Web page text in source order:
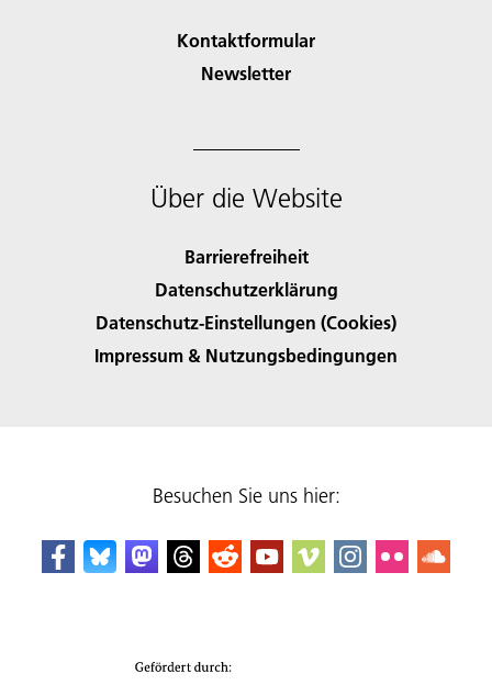
Kontaktformular
Newsletter
Über die Website
Barrierefreiheit
Datenschutzerklärung
Datenschutz-Einstellungen (Cookies)
Impressum & Nutzungsbedingungen
Besuchen Sie uns hier: